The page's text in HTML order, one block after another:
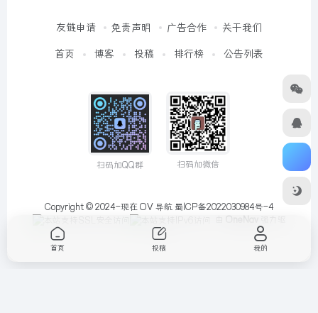
友链申请 免责声明 广告合作 关于我们
首页 博客 投稿 排行榜 公告列表
扫码加QQ群 扫码加微信
Copyright © 2024-现在 OV 导航 蜀ICP备2022030984号-4
动
首页 投稿 我的